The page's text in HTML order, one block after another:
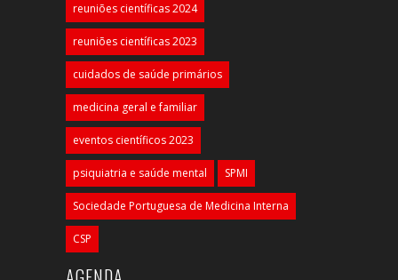
reuniões científicas 2024
reuniões científicas 2023
cuidados de saúde primários
medicina geral e familiar
eventos científicos 2023
psiquiatria e saúde mental SPMI
Sociedade Portuguesa de Medicina Interna
CSP